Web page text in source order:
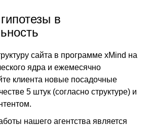
в
сайта в программе xMind на
ядра и ежемесячно
клиента новые посадочные
5 штук (согласно структуре) и
нашего агентства является